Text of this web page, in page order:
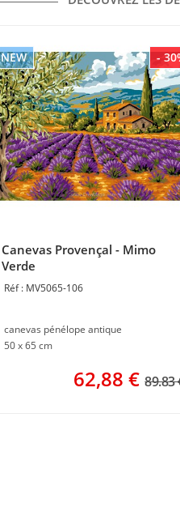
-
NEW
Canevas Provençal - Mimo
Verde
MV5065-106
canevas pénélope antique
50 x 65 cm
62,88 € 89.83